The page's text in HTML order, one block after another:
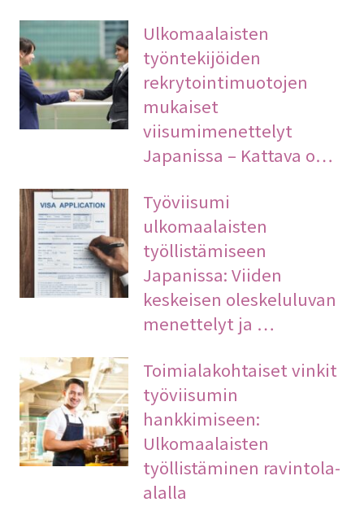
Ulkomaalaisten
työntekijöiden
rekrytointimuotojen
mukaiset
viisumimenettelyt
Japanissa – Kattava o…
Työviisumi
ulkomaalaisten
työllistämiseen
Japanissa: Viiden
keskeisen oleskeluluvan
menettelyt ja …
Toimialakohtaiset vinkit
työviisumin
hankkimiseen:
Ulkomaalaisten
työllistäminen ravintola-
alalla